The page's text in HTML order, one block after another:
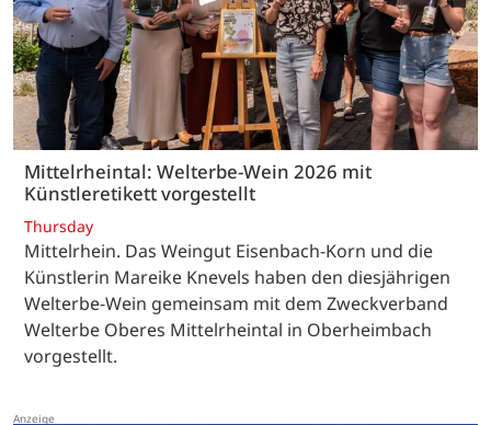
Mittelrheintal: Welterbe-Wein 2026 mit
Künstleretikett vorgestellt
Thursday
Mittelrhein. Das Weingut Eisenbach-Korn und die
Künstlerin Mareike Knevels haben den diesjährigen
Welterbe-Wein gemeinsam mit dem Zweckverband
Welterbe Oberes Mittelrheintal in Oberheimbach
vorgestellt.